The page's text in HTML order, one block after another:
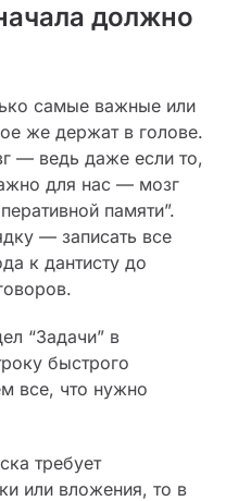
должно
самые важные или
же держат в голове.
— ведь даже если то,
для нас — мозг
памяти”.
— записать все
к дантисту до
“Задачи” в
быстрого
все, что нужно
требует
или вложения, то в